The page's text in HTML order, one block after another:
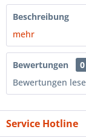
Beschreibung
mehr
Bewertungen
0
Bewertungen
Service Hotline